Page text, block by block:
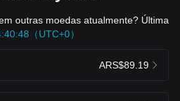
outras moedas atualmente? Última
（UTC+0）
ARS$89.19